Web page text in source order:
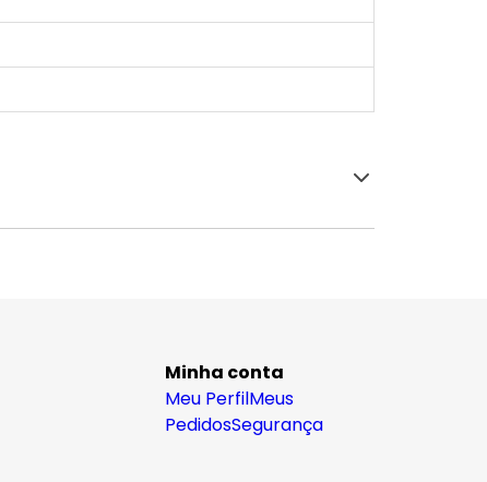
Minha conta
Meu PerfilMeus
PedidosSegurança